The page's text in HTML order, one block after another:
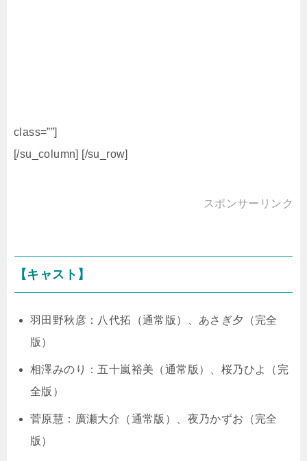
class=””]
[/su_column] [/su_row]
スポンサーリンク
【キャスト】
羽田野秋彦：八代拓（通常版）、あさぎ夕（完全
版）
相澤みのり：五十嵐裕美（通常版）、桜乃ひよ（完
全版）
菅原慧：廣瀬大介（通常版）、夜乃かずお（完全
版）